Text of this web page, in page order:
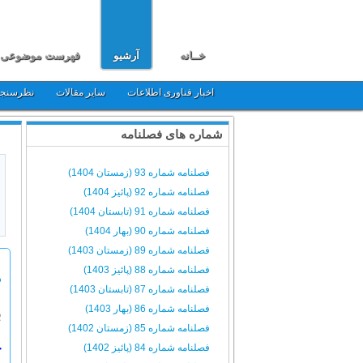
خــانه آرشیو فهرست موضوعی
اخبار فناوری اطلاعات سایر مقالات
شماره های فصلنامه
فصلنامه شماره 93 (زمستان 1404)
فصلنامه شماره 92 (پائیز 1404)
فصلنامه شماره 91 (تابستان 1404)
فصلنامه شماره 90 (بهار 1404)
فصلنامه شماره 89 (زمستان 1403)
فصلنامه شماره 88 (پائیز 1403)
فصلنامه شماره 87 (تابستان 1403)
فصلنامه شماره 86 (بهار 1403)
فصلنامه شماره 85 (زمستان 1402)
فصلنامه شماره 84 (پائیز 1402)